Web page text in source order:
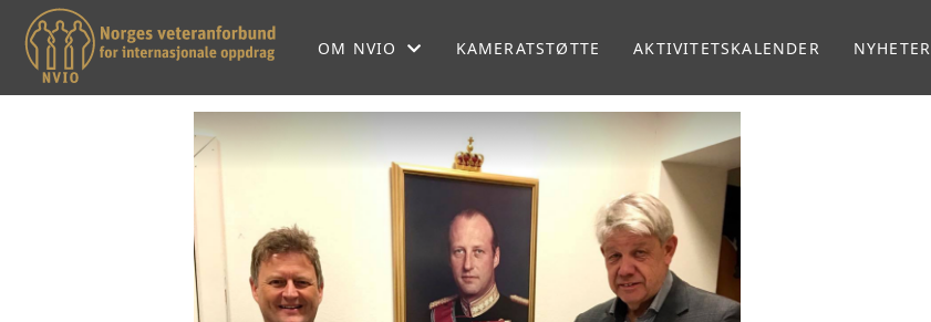
OM NVIO
NVIOS HISTORIE
LOKALFORENINGER
KAMERATSTØTTE AKTIVITETSKALENDER NYHETER